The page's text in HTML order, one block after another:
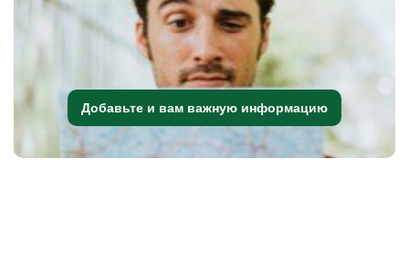
Добавьте и вам важную информацию